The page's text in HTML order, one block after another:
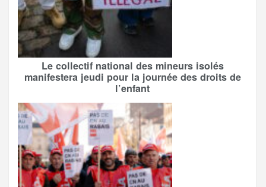
Le collectif national des mineurs isolés
manifestera jeudi pour la journée des droits de
l’enfant